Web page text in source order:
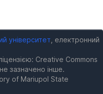
університет , електронний
Creative Commons
зазначено інше.
of Mariupol State